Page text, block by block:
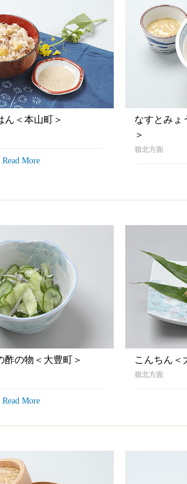
ん＜本山町＞
Read More
なすとみょ
＞
嶺北方面
酢の物＜大豊町＞
Read More
こんちん＜
嶺北方面